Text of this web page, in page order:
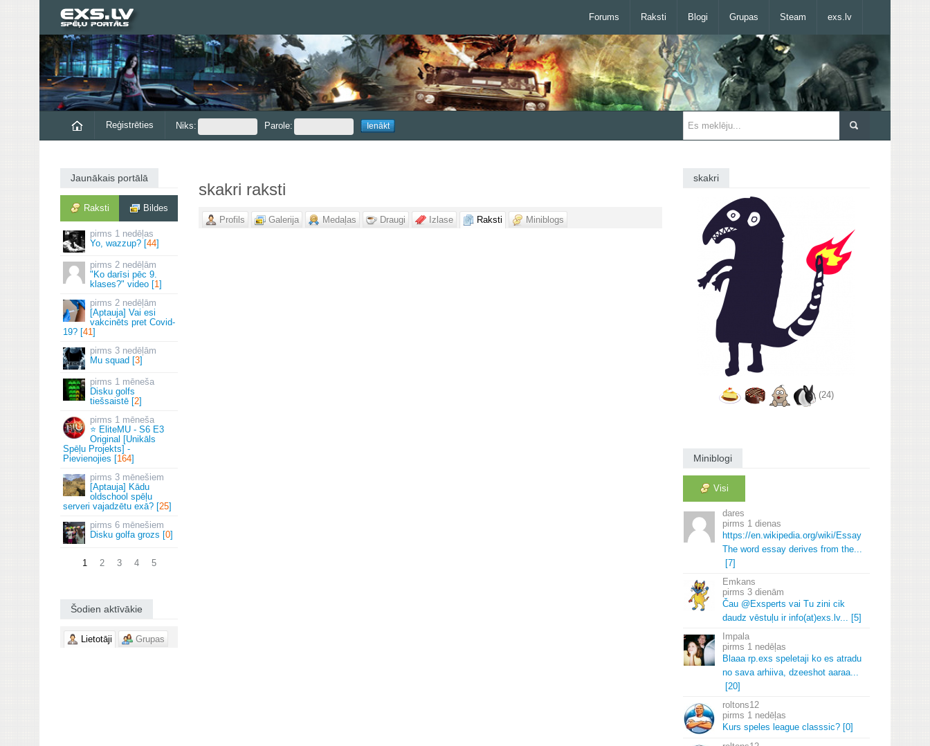
Forums Raksti Blogi Grupas Steam exs.lv
Reģistrēties Niks: Parole:
Jaunākais portālā
Raksti Bildes
1 nedēļas
Yo, wazzup? [44]
2 nedēļām
"Ko darīsi pēc 9.
klases?" video [1]
2 nedēļām
[Aptauja] Vai esi
vakcinēts pret Covid-
19? [41]
3 nedēļām
Mu squad [3]
1 mēneša
Disku golfs
tiešsaistē [2]
1 mēneša
⭐ EliteMU - S6 E3
Original [Unikāls
Spēļu Projekts] -
Pievienojies [164]
3 mēnešiem
[Aptauja] Kādu
oldschool spēļu
serveri vajadzētu exā? [25]
6 mēnešiem
Disku golfa grozs [0]
1 2 3 4 5
Šodien aktīvākie
Lietotāji Grupas
skakri raksti
Profils Galerija Medaļas Draugi Izlase Raksti Miniblogs
skakri
(24)
Miniblogi
Visi
dares
1 dienas
https://en.wikipedia.org/wiki/Essay
The word essay derives from the...
[7]
Emkans
3 dienām
Čau @Exsperts vai Tu zini cik
daudz vēstuļu ir info(at)exs. lv... [5]
Impala
1 nedēļas
Blaaa rp.exs speletaji ko es atradu
no sava arhiiva, dzeeshot aaraa...
[20]
roltons12
1 nedēļas
Kurs speles league classsic? [0]